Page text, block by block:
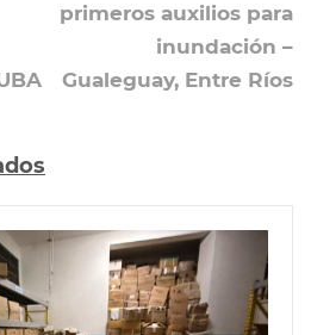
primeros auxilios para
inundación –
Gualeguay, Entre Ríos